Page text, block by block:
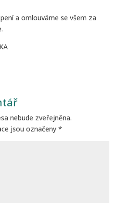
a omlouváme se všem za
nebude zveřejněna.
jsou označeny *